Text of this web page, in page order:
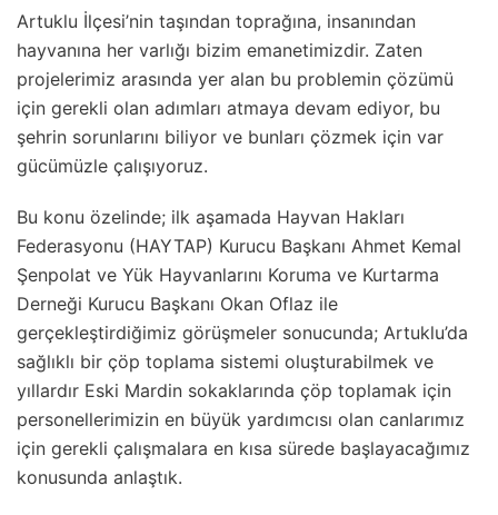
Artuklu İlçesi’nin taşından toprağına, insanından
hayvanına her varlığı bizim emanetimizdir. Zaten
projelerimiz arasında yer alan bu problemin çözümü
için gerekli olan adımları atmaya devam ediyor, bu
şehrin sorunlarını biliyor ve bunları çözmek için var
gücümüzle çalışıyoruz.
Bu konu özelinde; ilk aşamada Hayvan Hakları
Federasyonu (HAYTAP) Kurucu Başkanı Ahmet Kemal
Şenpolat ve Yük Hayvanlarını Koruma ve Kurtarma
Derneği Kurucu Başkanı Okan Oflaz ile
gerçekleştirdiğimiz görüşmeler sonucunda; Artuklu’da
sağlıklı bir çöp toplama sistemi oluşturabilmek ve
yıllardır Eski Mardin sokaklarında çöp toplamak için
personellerimizin en büyük yardımcısı olan canlarımız
için gerekli çalışmalara en kısa sürede başlayacağımız
konusunda anlaştık.